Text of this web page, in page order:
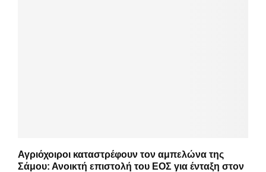
Αγριόχοιροι καταστρέφουν τον αμπελώνα της
Σάμου: Ανοικτή επιστολή του ΕΟΣ για ένταξη στον